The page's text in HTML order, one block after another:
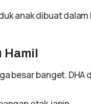
anak dibuat
Hamil
besar banget.